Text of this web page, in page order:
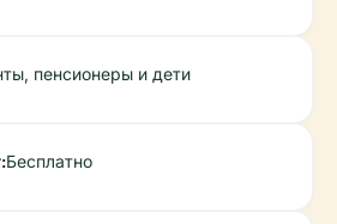
пенсионеры и дети
Бесплатно